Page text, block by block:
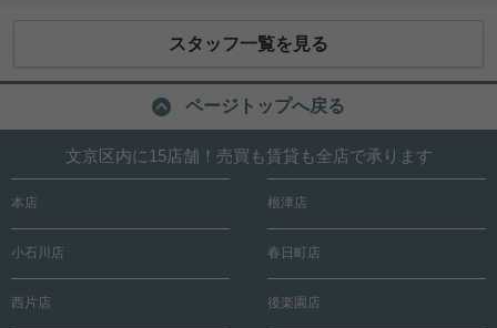
スタッフ一覧を見る
ページトップへ戻る
文京区内に15店舗！売買も賃貸も全店で承ります
本店 根津店
小石川店 春日町店
西片店 後楽園店